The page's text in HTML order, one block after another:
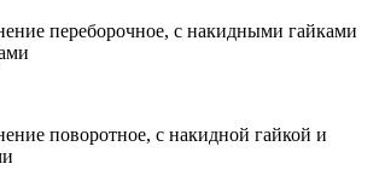
переборочное, с накидными гайками
поворотное, с накидной гайкой и